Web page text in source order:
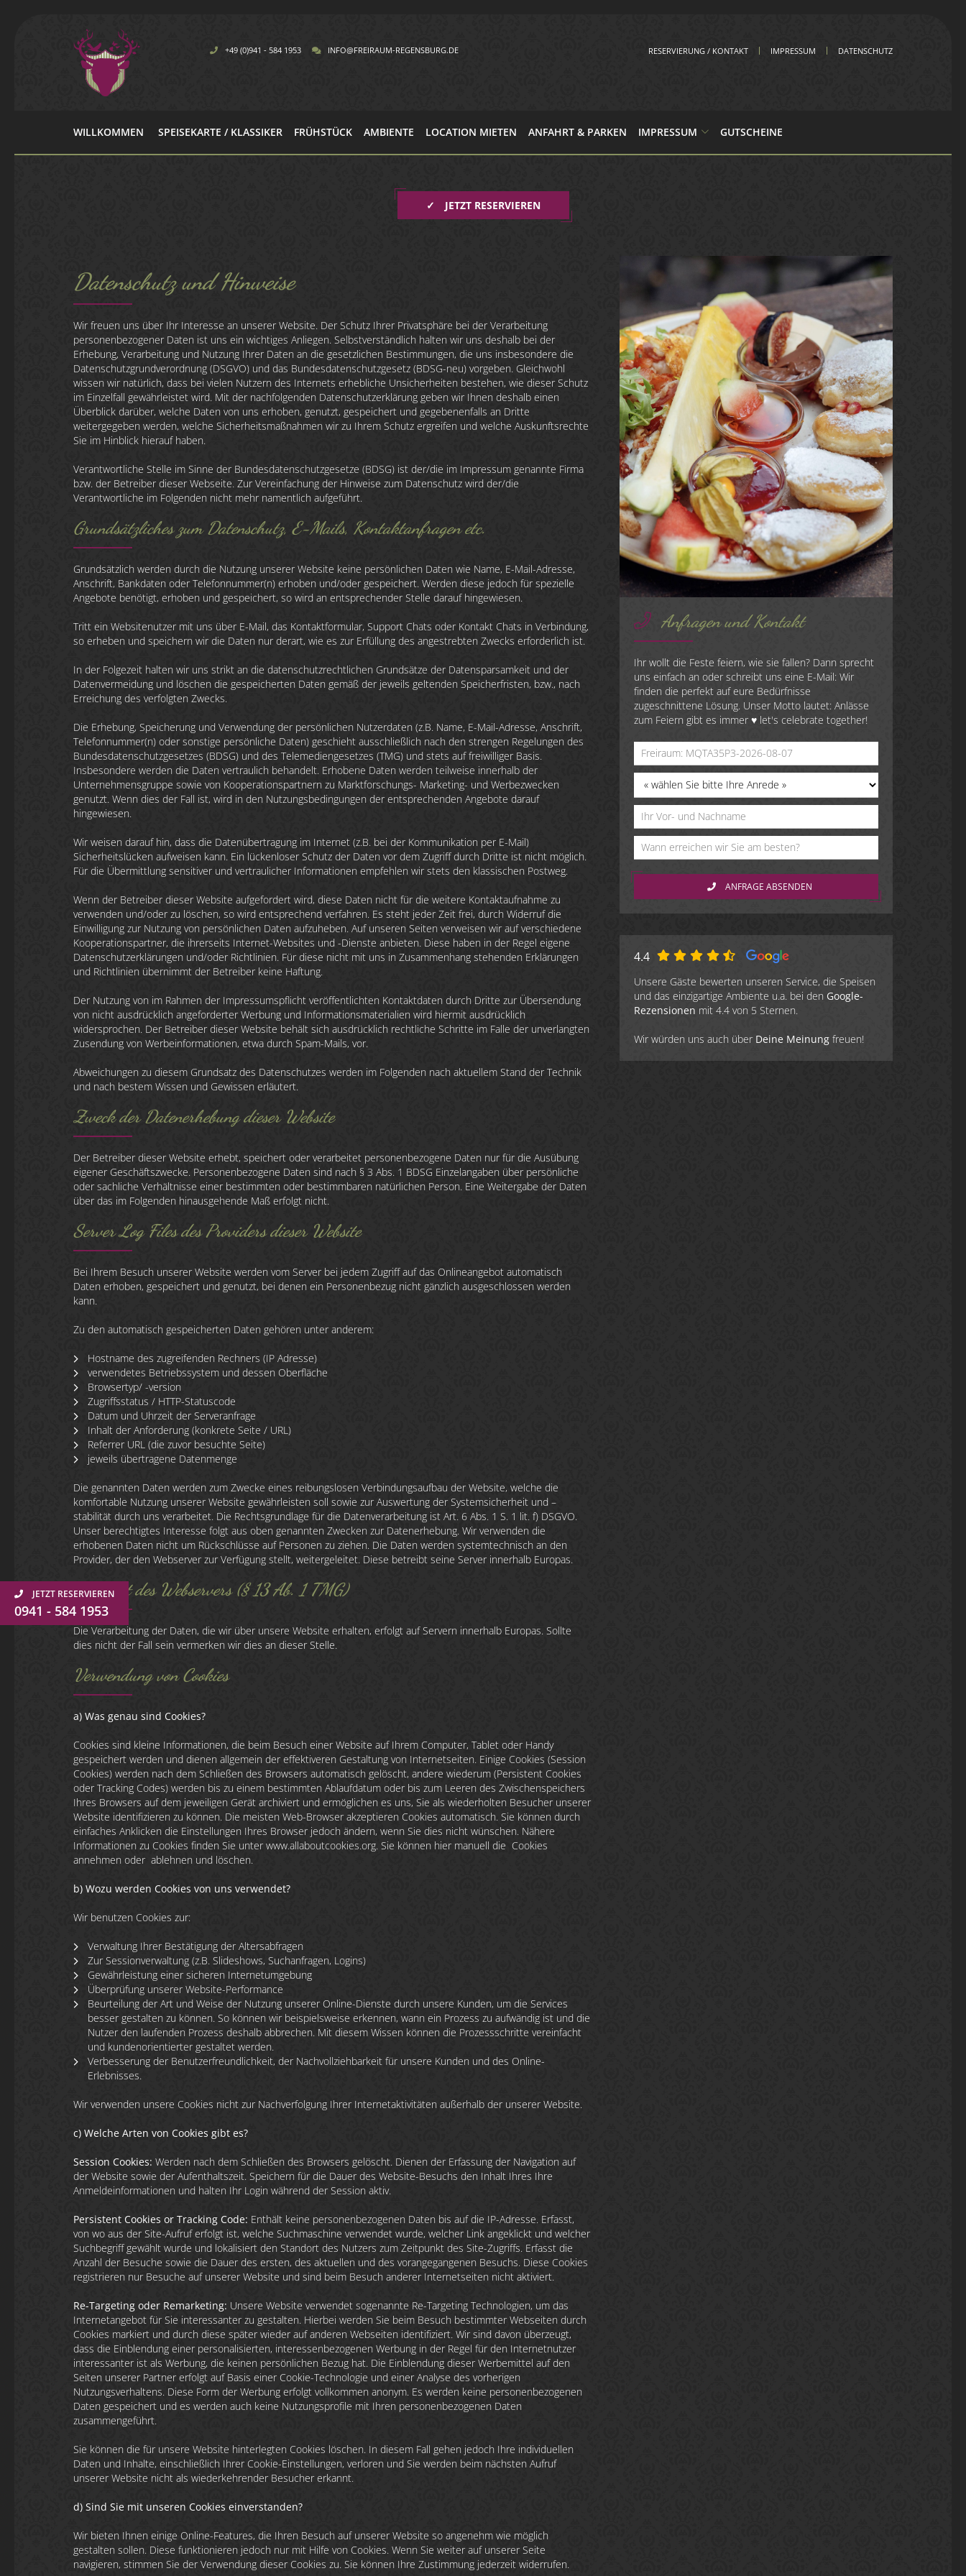
JETZT RESERVIEREN
0941 - 584 1953
+49 (0)941 - 584 1953 INFO@FREIRAUM-REGENSBURG.DE RESERVIERUNG / KONTAKT IMPRESSUM DATENSCHUTZ
WILLKOMMEN SPEISEKARTE / KLASSIKER FRÜHSTÜCK AMBIENTE LOCATION MIETEN ANFAHRT & PARKEN IMPRESSUM GUTSCHEINE
✓ JETZT RESERVIEREN
Datenschutz und Hinweise
Wir freuen uns über Ihr Interesse an unserer Website. Der Schutz Ihrer Privatsphäre bei der Verarbeitung
personenbezogener Daten ist uns ein wichtiges Anliegen. Selbstverständlich halten wir uns deshalb bei der
Erhebung, Verarbeitung und Nutzung Ihrer Daten an die gesetzlichen Bestimmungen, die uns insbesondere die
Datenschutzgrundverordnung (DSGVO) und das Bundesdatenschutzgesetz (BDSG-neu) vorgeben. Gleichwohl
wissen wir natürlich, dass bei vielen Nutzern des Internets erhebliche Unsicherheiten bestehen, wie dieser Schutz
im Einzelfall gewährleistet wird. Mit der nachfolgenden Datenschutzerklärung geben wir Ihnen deshalb einen
Überblick darüber, welche Daten von uns erhoben, genutzt, gespeichert und gegebenenfalls an Dritte
weitergegeben werden, welche Sicherheitsmaßnahmen wir zu Ihrem Schutz ergreifen und welche Auskunftsrechte
Sie im Hinblick hierauf haben.
Verantwortliche Stelle im Sinne der Bundesdatenschutzgesetze (BDSG) ist der/die im Impressum genannte Firma
bzw. der Betreiber dieser Webseite. Zur Vereinfachung der Hinweise zum Datenschutz wird der/die
Verantwortliche im Folgenden nicht mehr namentlich aufgeführt.
Grundsätzliches zum Datenschutz, E-Mails, Kontaktanfragen etc.
Grundsätzlich werden durch die Nutzung unserer Website keine persönlichen Daten wie Name, E-Mail-Adresse,
Anschrift, Bankdaten oder Telefonnummer(n) erhoben und/oder gespeichert. Werden diese jedoch für spezielle
Angebote benötigt, erhoben und gespeichert, so wird an entsprechender Stelle darauf hingewiesen.
Tritt ein Websitenutzer mit uns über E-Mail, das Kontaktformular, Support Chats oder Kontakt Chats in Verbindung,
so erheben und speichern wir die Daten nur derart, wie es zur Erfüllung des angestrebten Zwecks erforderlich ist.
In der Folgezeit halten wir uns strikt an die datenschutzrechtlichen Grundsätze der Datensparsamkeit und der
Datenvermeidung und löschen die gespeicherten Daten gemäß der jeweils geltenden Speicherfristen, bzw., nach
Erreichung des verfolgten Zwecks.
Die Erhebung, Speicherung und Verwendung der persönlichen Nutzerdaten (z.B. Name, E-Mail-Adresse, Anschrift,
Telefonnummer(n) oder sonstige persönliche Daten) geschieht ausschließlich nach den strengen Regelungen des
Bundesdatenschutzgesetzes (BDSG) und des Telemediengesetzes (TMG) und stets auf freiwilliger Basis.
Insbesondere werden die Daten vertraulich behandelt. Erhobene Daten werden teilweise innerhalb der
Unternehmensgruppe sowie von Kooperationspartnern zu Marktforschungs- Marketing- und Werbezwecken
genutzt. Wenn dies der Fall ist, wird in den Nutzungsbedingungen der entsprechenden Angebote darauf
hingewiesen.
Wir weisen darauf hin, dass die Datenübertragung im Internet (z.B. bei der Kommunikation per E-Mail)
Sicherheitslücken aufweisen kann. Ein lückenloser Schutz der Daten vor dem Zugriff durch Dritte ist nicht möglich.
Für die Übermittlung sensitiver und vertraulicher Informationen empfehlen wir stets den klassischen Postweg.
Wenn der Betreiber dieser Website aufgefordert wird, diese Daten nicht für die weitere Kontaktaufnahme zu
verwenden und/oder zu löschen, so wird entsprechend verfahren. Es steht jeder Zeit frei, durch Widerruf die
Einwilligung zur Nutzung von persönlichen Daten aufzuheben. Auf unseren Seiten verweisen wir auf verschiedene
Kooperationspartner, die ihrerseits Internet-Websites und -Dienste anbieten. Diese haben in der Regel eigene
Datenschutzerklärungen und/oder Richtlinien. Für diese nicht mit uns in Zusammenhang stehenden Erklärungen
und Richtlinien übernimmt der Betreiber keine Haftung.
Der Nutzung von im Rahmen der Impressumspflicht veröffentlichten Kontaktdaten durch Dritte zur Übersendung
von nicht ausdrücklich angeforderter Werbung und Informationsmaterialien wird hiermit ausdrücklich
widersprochen. Der Betreiber dieser Website behält sich ausdrücklich rechtliche Schritte im Falle der unverlangten
Zusendung von Werbeinformationen, etwa durch Spam-Mails, vor.
Abweichungen zu diesem Grundsatz des Datenschutzes werden im Folgenden nach aktuellem Stand der Technik
und nach bestem Wissen und Gewissen erläutert.
Zweck der Datenerhebung dieser Website
Der Betreiber dieser Website erhebt, speichert oder verarbeitet personenbezogene Daten nur für die Ausübung
eigener Geschäftszwecke. Personenbezogene Daten sind nach § 3 Abs. 1 BDSG Einzelangaben über persönliche
oder sachliche Verhältnisse einer bestimmten oder bestimmbaren natürlichen Person. Eine Weitergabe der Daten
über das im Folgenden hinausgehende Maß erfolgt nicht.
Server Log Files des Providers dieser Website
Bei Ihrem Besuch unserer Website werden vom Server bei jedem Zugriff auf das Onlineangebot automatisch
Daten erhoben, gespeichert und genutzt, bei denen ein Personenbezug nicht gänzlich ausgeschlossen werden
kann.
Zu den automatisch gespeicherten Daten gehören unter anderem:
Hostname des zugreifenden Rechners (IP Adresse)
verwendetes Betriebssystem und dessen Oberfläche
Browsertyp/ -version
Zugriffsstatus / HTTP-Statuscode
Datum und Uhrzeit der Serveranfrage
Inhalt der Anforderung (konkrete Seite / URL)
Referrer URL (die zuvor besuchte Seite)
jeweils übertragene Datenmenge
Die genannten Daten werden zum Zwecke eines reibungslosen Verbindungsaufbau der Website, welche die
komfortable Nutzung unserer Website gewährleisten soll sowie zur Auswertung der Systemsicherheit und –
stabilität durch uns verarbeitet. Die Rechtsgrundlage für die Datenverarbeitung ist Art. 6 Abs. 1 S. 1 lit. f) DSGVO.
Unser berechtigtes Interesse folgt aus oben genannten Zwecken zur Datenerhebung. Wir verwenden die
erhobenen Daten nicht um Rückschlüsse auf Personen zu ziehen. Die Daten werden systemtechnisch an den
Provider, der den Webserver zur Verfügung stellt, weitergeleitet. Diese betreibt seine Server innerhalb Europas.
Standort des Webservers (§ 13 Ab. 1 TMG)
Die Verarbeitung der Daten, die wir über unsere Website erhalten, erfolgt auf Servern innerhalb Europas. Sollte
dies nicht der Fall sein vermerken wir dies an dieser Stelle.
Verwendung von Cookies
a) Was genau sind Cookies?
Cookies sind kleine Informationen, die beim Besuch einer Website auf Ihrem Computer, Tablet oder Handy
gespeichert werden und dienen allgemein der effektiveren Gestaltung von Internetseiten. Einige Cookies (Session
Cookies) werden nach dem Schließen des Browsers automatisch gelöscht, andere wiederum (Persistent Cookies
oder Tracking Codes) werden bis zu einem bestimmten Ablaufdatum oder bis zum Leeren des Zwischenspeichers
Ihres Browsers auf dem jeweiligen Gerät archiviert und ermöglichen es uns, Sie als wiederholten Besucher unserer
Website identifizieren zu können. Die meisten Web-Browser akzeptieren Cookies automatisch. Sie können durch
einfaches Anklicken die Einstellungen Ihres Browser jedoch ändern, wenn Sie dies nicht wünschen. Nähere
Informationen zu Cookies finden Sie unter www.allaboutcookies.org. Sie können hier manuell die Cookies
annehmen oder ablehnen und löschen.
b) Wozu werden Cookies von uns verwendet?
Wir benutzen Cookies zur:
Verwaltung Ihrer Bestätigung der Altersabfragen
Zur Sessionverwaltung (z.B. Slideshows, Suchanfragen, Logins)
Gewährleistung einer sicheren Internetumgebung
Überprüfung unserer Website-Performance
Beurteilung der Art und Weise der Nutzung unserer Online-Dienste durch unsere Kunden, um die Services
besser gestalten zu können. So können wir beispielsweise erkennen, wann ein Prozess zu aufwändig ist und die
Nutzer den laufenden Prozess deshalb abbrechen. Mit diesem Wissen können die Prozessschritte vereinfacht
und kundenorientierter gestaltet werden.
Verbesserung der Benutzerfreundlichkeit, der Nachvollziehbarkeit für unsere Kunden und des Online-
Erlebnisses.
Wir verwenden unsere Cookies nicht zur Nachverfolgung Ihrer Internetaktivitäten außerhalb der unserer Website.
c) Welche Arten von Cookies gibt es?
Session Cookies: Werden nach dem Schließen des Browsers gelöscht. Dienen der Erfassung der Navigation auf
der Website sowie der Aufenthaltszeit. Speichern für die Dauer des Website-Besuchs den Inhalt Ihres Ihre
Anmeldeinformationen und halten Ihr Login während der Session aktiv.
Persistent Cookies or Tracking Code: Enthält keine personenbezogenen Daten bis auf die IP-Adresse. Erfasst,
von wo aus der Site-Aufruf erfolgt ist, welche Suchmaschine verwendet wurde, welcher Link angeklickt und welcher
Suchbegriff gewählt wurde und lokalisiert den Standort des Nutzers zum Zeitpunkt des Site-Zugriffs. Erfasst die
Anzahl der Besuche sowie die Dauer des ersten, des aktuellen und des vorangegangenen Besuchs. Diese Cookies
registrieren nur Besuche auf unserer Website und sind beim Besuch anderer Internetseiten nicht aktiviert.
Re-Targeting oder Remarketing: Unsere Website verwendet sogenannte Re-Targeting Technologien, um das
Internetangebot für Sie interessanter zu gestalten. Hierbei werden Sie beim Besuch bestimmter Webseiten durch
Cookies markiert und durch diese später wieder auf anderen Webseiten identifiziert. Wir sind davon überzeugt,
dass die Einblendung einer personalisierten, interessenbezogenen Werbung in der Regel für den Internetnutzer
interessanter ist als Werbung, die keinen persönlichen Bezug hat. Die Einblendung dieser Werbemittel auf den
Seiten unserer Partner erfolgt auf Basis einer Cookie-Technologie und einer Analyse des vorherigen
Nutzungsverhaltens. Diese Form der Werbung erfolgt vollkommen anonym. Es werden keine personenbezogenen
Daten gespeichert und es werden auch keine Nutzungsprofile mit Ihren personenbezogenen Daten
zusammengeführt.
Sie können die für unsere Website hinterlegten Cookies löschen. In diesem Fall gehen jedoch Ihre individuellen
Daten und Inhalte, einschließlich Ihrer Cookie-Einstellungen, verloren und Sie werden beim nächsten Aufruf
unserer Website nicht als wiederkehrender Besucher erkannt.
d) Sind Sie mit unseren Cookies einverstanden?
Wir bieten Ihnen einige Online-Features, die Ihren Besuch auf unserer Website so angenehm wie möglich
gestalten sollen. Diese funktionieren jedoch nur mit Hilfe von Cookies. Wenn Sie weiter auf unserer Seite
navigieren, stimmen Sie der Verwendung dieser Cookies zu. Sie können Ihre Zustimmung jederzeit widerrufen.
Anfragen und Kontakt
Ihr wollt die Feste feiern, wie sie fallen? Dann sprecht
uns einfach an oder schreibt uns eine E-Mail: Wir
finden die perfekt auf eure Bedürfnisse
zugeschnittene Lösung. Unser Motto lautet: Anlässe
zum Feiern gibt es immer ♥ let's celebrate together!
ANFRAGE ABSENDEN
4.4
Unsere Gäste bewerten unseren Service, die Speisen
und das einzigartige Ambiente u.a. bei den Google-
Rezensionen mit 4.4 von 5 Sternen.
Wir würden uns auch über Deine Meinung freuen!